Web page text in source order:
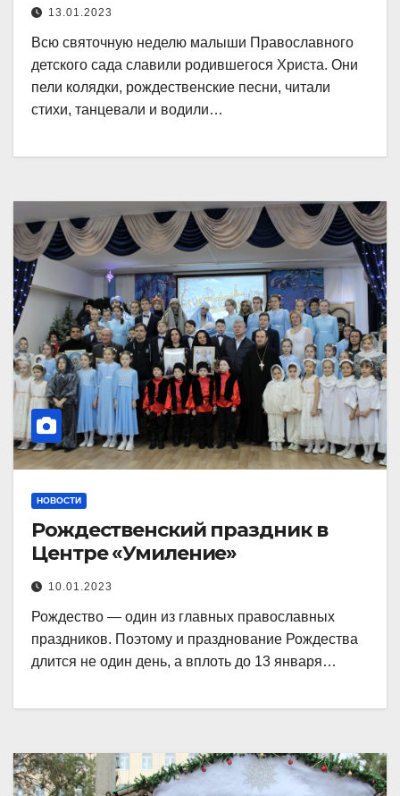
13.01.2023
Всю святочную неделю малыши Православного
детского сада славили родившегося Христа. Они
пели колядки, рождественские песни, читали
стихи, танцевали и водили…
НОВОСТИ
Рождественский праздник в
Центре «Умиление»
10.01.2023
Рождество — один из главных православных
праздников. Поэтому и празднование Рождества
длится не один день, а вплоть до 13 января…